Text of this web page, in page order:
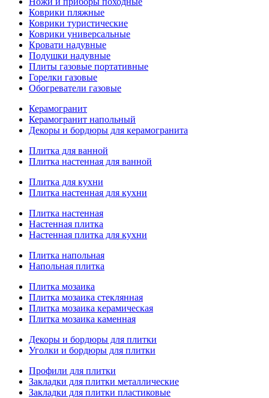
Коврики пляжные
Коврики туристические
Коврики универсальные
Кровати надувные
Подушки надувные
Плиты газовые портативные
Горелки газовые
Обогреватели газовые
Керамогранит
Керамогранит напольный
Декоры и бордюры для керамогранита
Плитка для ванной
Плитка настенная для ванной
Плитка для кухни
Плитка настенная для кухни
Плитка настенная
Настенная плитка
Настенная плитка для кухни
Плитка напольная
Напольная плитка
Плитка мозаика
Плитка мозаика стеклянная
Плитка мозаика керамическая
Плитка мозаика каменная
Декоры и бордюры для плитки
Уголки и бордюры для плитки
Профили для плитки
Закладки для плитки металлические
Закладки для плитки пластиковые